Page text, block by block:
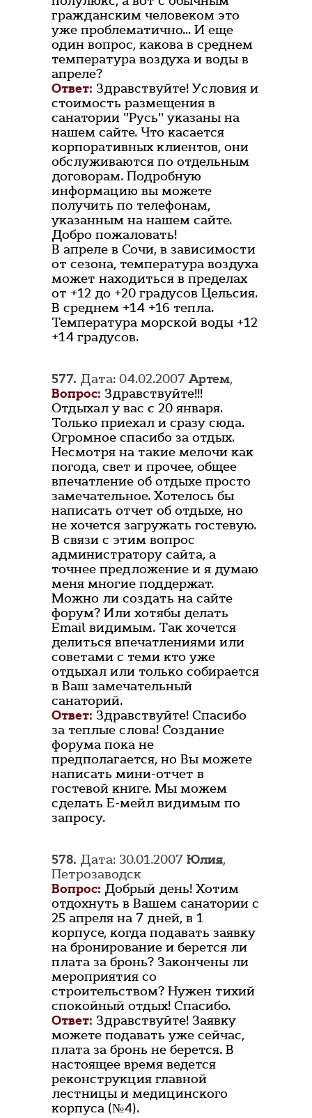
гражданским человеком это
уже проблематично... И еще
один вопрос, какова в среднем
температура воздуха и воды в
апреле?
Ответ: Здравствуйте! Условия и
стоимость размещения в
санатории "Русь" указаны на
нашем сайте. Что касается
корпоративных клиентов, они
обслуживаются по отдельным
договорам. Подробную
информацию вы можете
получить по телефонам,
указанным на нашем сайте.
Добро пожаловать!
В апреле в Сочи, в зависимости
от сезона, температура воздуха
может находиться в пределах
от +12 до +20 градусов Цельсия.
В среднем +14 +16 тепла.
Температура морской воды +12
+14 градусов.
577. Дата: 04.02.2007Артем,
Вопрос: Здравствуйте!!!
Отдыхал у вас с 20 января.
Только приехал и сразу сюда.
Огромное спасибо за отдых.
Несмотря на такие мелочи как
погода, свет и прочее, общее
впечатление об отдыхе просто
замечательное. Хотелось бы
написать отчет об отдыхе, но
не хочется загружать гостевую.
В связи с этим вопрос
администратору сайта, а
точнее предложение и я думаю
меня многие поддержат.
Можно ли создать на сайте
форум? Или хотябы делать
Email видимым. Так хочется
делиться впечатлениями или
советами с теми кто уже
отдыхал или только собирается
в Ваш замечательный
санаторий.
Ответ: Здравствуйте! Спасибо
за теплые слова! Создание
форума пока не
предполагается, но Вы можете
написать мини-отчет в
гостевой книге. Мы можем
сделать Е-мейл видимым по
запросу.
578. Дата: 30.01.2007 Юлия,
Петрозаводск
Вопрос: Добрый день! Хотим
отдохнуть в Вашем санатории с
25 апреля на 7 дней, в 1
корпусе, когда подавать заявку
на бронирование и берется ли
плата за бронь? Закончены ли
мероприятия со
строительством? Нужен тихий
спокойный отдых! Спасибо.
Ответ: Здравствуйте! Заявку
можете подавать уже сейчас,
плата за бронь не берется. В
настоящее время ведется
реконструкция главной
лестницы и медицинского
корпуса (№4).